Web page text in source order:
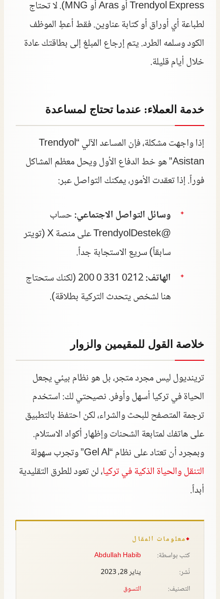
Trendyol Express أو Aras أو MNG). لا تحتاج
لطباعة أي أوراق أو كتابة عناوين. فقط أعطِ الموظف
الكود وسلمه الطرد. يتم إرجاع المبلغ إلى بطاقتك عادة
خلال أيام قليلة.
خدمة العملاء: عندما تحتاج لمساعدة
إذا واجهت مشكلة، فإن المساعد الآلي “Trendyol
Asistan” هو خط الدفاع الأول ويحل معظم المشاكل
فوراً. إذا تعقدت الأمور، يمكنك التواصل عبر:
وسائل التواصل الاجتماعي:حساب
@TrendyolDestek على منصة X (تويتر
سابقاً) سريع الاستجابة جداً.
الهاتف:
0212 331 0 200 (لكنك ستحتاج
هنا لشخص يتحدث التركية بطلاقة).
خلاصة القول للمقيمين والزوار
ترينديول ليس مجرد متجر، بل هو نظام بيئي يجعل
الحياة في تركيا أسهل وأوفر. نصيحتي لك: استخدم
ترجمة المتصفح للبحث والشراء، لكن احتفظ بالتطبيق
على هاتفك لمتابعة الشحنات وإظهار أكواد الاستلام.
وبمجرد أن تعتاد على نظام “Gel Al” وتجرب سهولة
التنقل والحياة الذكية في تركيا، لن تعود للطرق التقليدية
أبداً.
معلومات المقال
كتب بواسطة:
Abdullah Habib
نُشر:
يناير 28, 2023
التصنيف:
التسوق